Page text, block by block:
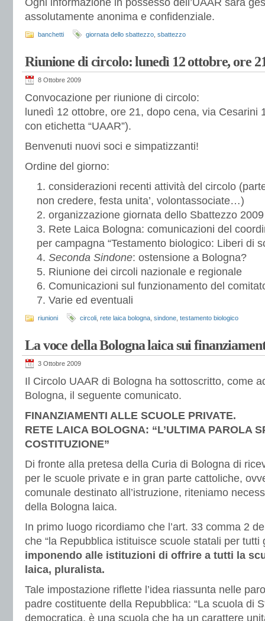
Ogni informazione in possesso dell’UAAR sarà
assolutamente anonima e confidenziale.
banchetti giornata dello sbattezzo sbattezzo
Riunione di circolo: lunedì 12 ottobre, ore
8 Ottobre 2009
Convocazione per riunione di circolo:
lunedì 12 ottobre, ore 21, dopo cena, via Cesarini
con etichetta “UAAR”).
Benvenuti nuovi soci e simpatizzanti!
Ordine del giorno:
considerazioni recenti attività del circolo
non credere, festa unita’, volontassociate…)
organizzazione giornata dello Sbattezzo 2009
Rete Laica Bologna: comunicazioni del
per campagna “Testamento biologico: Liberi di
Seconda Sindone: ostensione a Bologna?
Riunione dei circoli nazionale e regionale
Comunicazioni sul funzionamento del
Varie ed eventuali
riunioni circoli rete laica bologna sindone testamento biologico
La voce della Bologna laica sui
3 Ottobre 2009
Il Circolo UAAR di Bologna ha sottoscritto, come
Bologna, il seguente comunicato.
FINANZIAMENTI ALLE SCUOLE PRIVATE.
RETE LAICA BOLOGNA: “L’ULTIMA PAROLA
COSTITUZIONE”
Di fronte alla pretesa della Curia di Bologna di
per le scuole private e in gran parte cattoliche,
comunale destinato all’istruzione, riteniamo
della Bologna laica.
In primo luogo ricordiamo che l’art. 33 comma 2
che “la Repubblica istituisce scuole statali per tutti
imponendo alle istituzioni di offrire a tutti la
laica, pluralista.
Tale impostazione riflette l’idea riassunta nelle
padre costituente della Repubblica: “La scuola di
democratica, è una scuola che ha un carattere